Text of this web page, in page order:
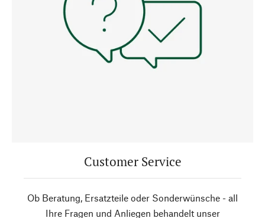
Customer Service
Ob Beratung, Ersatzteile oder Sonderwünsche - all
Ihre Fragen und Anliegen behandelt unser